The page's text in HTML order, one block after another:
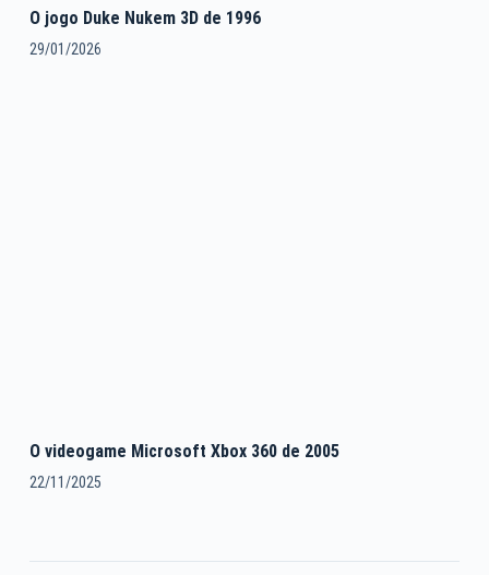
O jogo Duke Nukem 3D de 1996
29/01/2026
O videogame Microsoft Xbox 360 de 2005
22/11/2025